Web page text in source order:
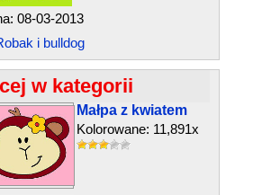
08-03-2013
i bulldog
w kategorii
Małpa z kwiatem
Kolorowane: 11,891x